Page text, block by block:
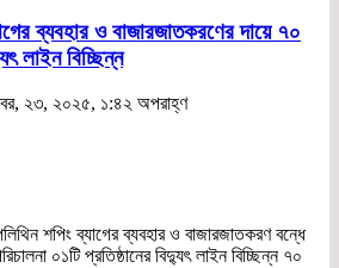
ব্যবহার ও বাজারজাতকরণের দায়ে ৭০
লাইন বিচ্ছিন্ন
২৩, ২০২৫, ১:৪২ অপরাহ্ণ
শপিং ব্যাগের ব্যবহার ও বাজারজাতকরণ বন্ধে
০১টি প্রতিষ্ঠানের বিদ্যুৎ লাইন বিচ্ছিন্ন ৭০